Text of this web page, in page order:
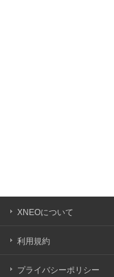
XNEOについて
利用規約
プライバシーポリシー